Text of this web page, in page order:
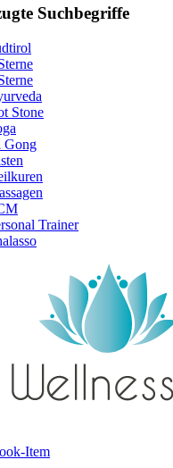
Suchbegriffe
Stone
Gong
Trainer